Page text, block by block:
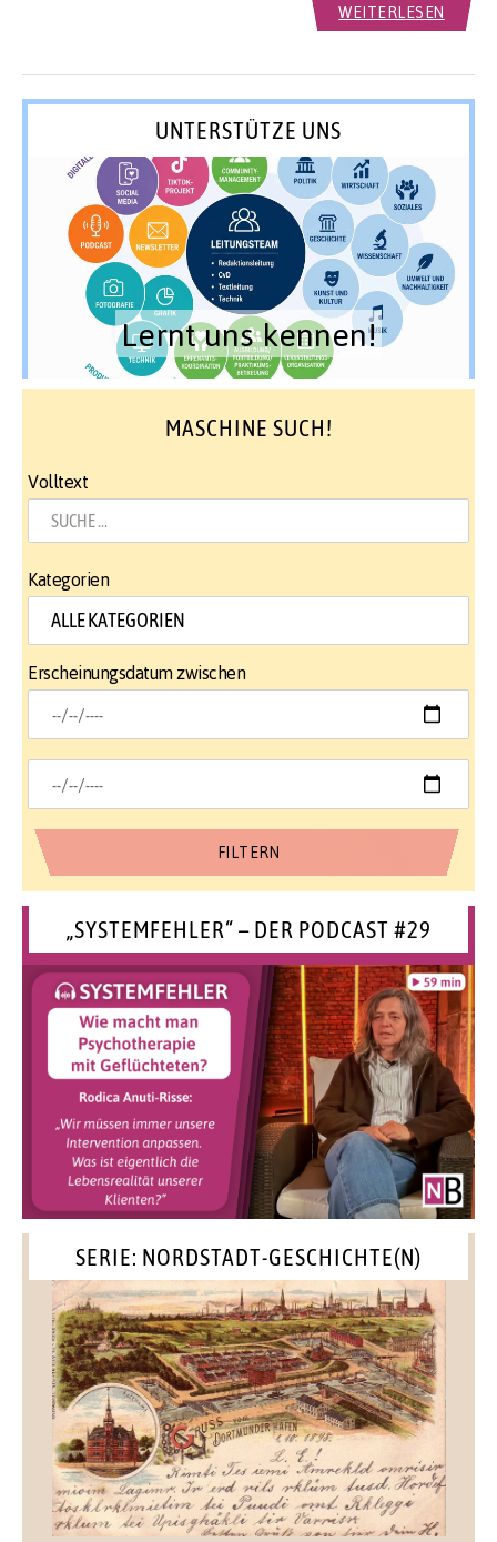
WEITERLESEN
UNTERSTÜTZE UNS
Lernt uns kennen!
MASCHINE SUCH!
Volltext
Kategorien
Erscheinungsdatum zwischen
„SYSTEMFEHLER“ – DER PODCAST #29
SERIE: NORDSTADT-GESCHICHTE(N)